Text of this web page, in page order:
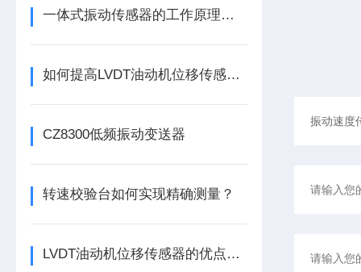
一体式振动传感器的工作原理是什么？
如何提高LVDT油动机位移传感器的精度？
CZ8300低频振动变送器
转速校验台如何实现精确测量？
LVDT油动机位移传感器的优点分别有这几点